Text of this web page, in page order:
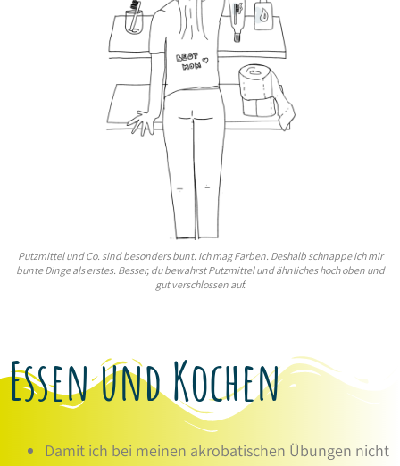
Putzmittel und Co. sind besonders bunt. Ich mag Farben. Deshalb schnappe ich mir
bunte Dinge als erstes. Besser, du bewahrst Putzmittel und ähnliches hoch oben und
gut verschlossen auf.
Essen und Kochen
Damit ich bei meinen akrobatischen Übungen nicht